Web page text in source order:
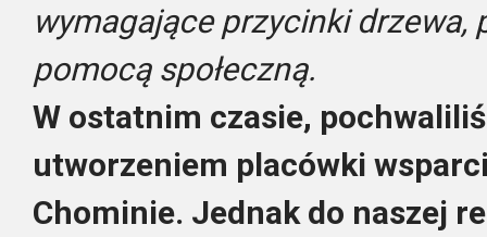
wymagające przycinki drzewa,
pomocą społeczną.
W ostatnim czasie,
utworzeniem placówki
Chominie. Jednak do naszej